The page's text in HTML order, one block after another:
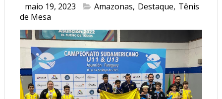
maio 19, 2023 Amazonas, Destaque, Tênis
de Mesa